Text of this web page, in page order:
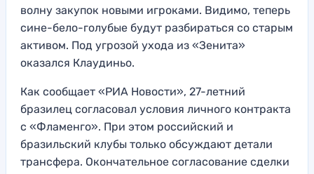
волну закупок новыми игроками. Видимо, теперь
сине-бело-голубые будут разбираться со старым
активом. Под угрозой ухода из «Зенита»
оказался Клаудиньо.
Как сообщает «РИА Новости», 27-летний
бразилец согласовал условия личного контракта
с «Фламенго». При этом российский и
бразильский клубы только обсуждают детали
трансфера. Окончательное согласование сделки